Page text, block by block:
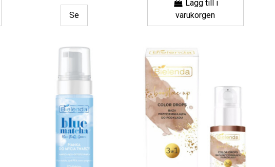
Se
Lägg till i
varukorgen